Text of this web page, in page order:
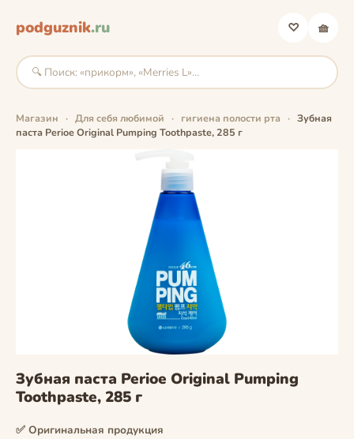
podguznik.ru ♡ 🧺
Магазин · Для себя любимой · гигиена полости рта · Зубная
паста Perioe Original Pumping Toothpaste, 285 г
Зубная паста Perioe Original Pumping
Toothpaste, 285 г
✅ Оригинальная продукция